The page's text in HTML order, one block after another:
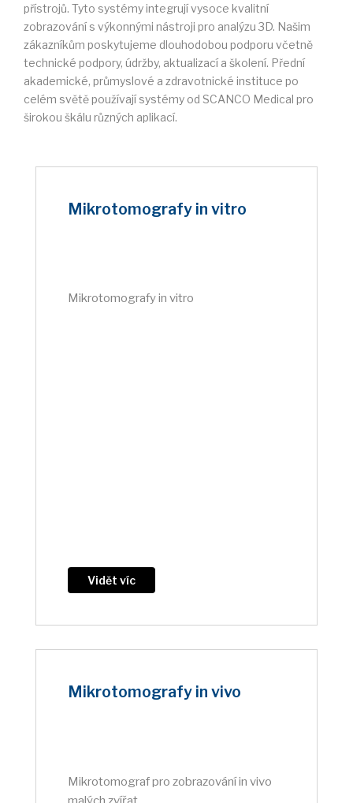
přístrojů. Tyto systémy integrují vysoce kvalitní
zobrazování s výkonnými nástroji pro analýzu 3D. Našim
zákazníkům poskytujeme dlouhodobou podporu včetně
technické podpory, údržby, aktualizací a školení. Přední
akademické, průmyslové a zdravotnické instituce po
celém světě používají systémy od SCANCO Medical pro
širokou škálu různých aplikací.
Mikrotomografy in vitro
Mikrotomografy in vitro
Vidět víc
Mikrotomografy in vivo
Mikrotomograf pro zobrazování in vivo